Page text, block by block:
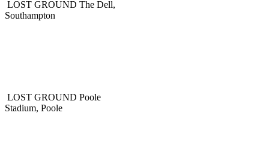
LOST GROUND The Dell,
Southampton
LOST GROUND Poole
Stadium, Poole